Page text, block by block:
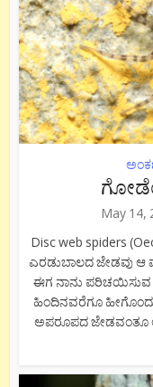
May 14,
Disc web spiders
ಎರಡುಬಾಲದ ಜೇಡವು
ಈಗ ನಾನು ಪರಿಚಯಿಸುವ
ಹಿಂದಿನವರೆಗೂ
ಅಪರೂಪದ